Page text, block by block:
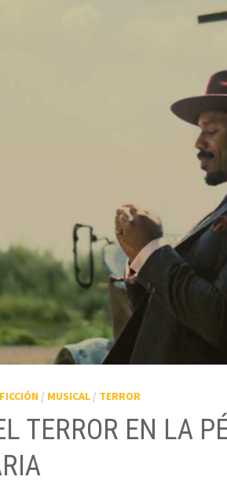
FICCIÓN / MUSICAL / TERROR
TERROR EN LA